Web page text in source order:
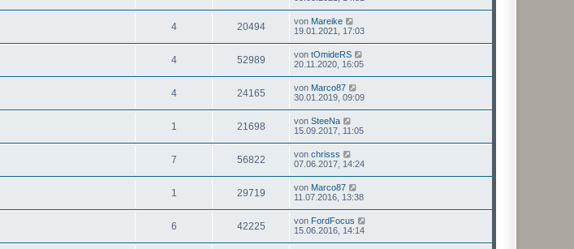
4 20494 von Mareike
19.01.2021, 17:03
4 52989 von tOmideRS
20.11.2020, 16:05
4 24165 von Marco87
30.01.2019, 09:09
1 21698 von SteeNa
15.09.2017, 11:05
7 56822 von chrisss
07.06.2017, 14:24
1 29719 von Marco87
11.07.2016, 13:38
6 42225 von FordFocus
15.06.2016, 14:14